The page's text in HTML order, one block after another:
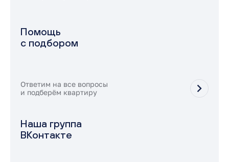
Помощь
с подбором
Ответим на все вопросы
и подберём квартиру
Наша группа
ВКонтакте